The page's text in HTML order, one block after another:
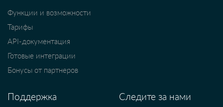
Функции и возможности
Тарифы
API-документация
Готовые интеграции
Бонусы от партнеров
Поддержка Следите за нами